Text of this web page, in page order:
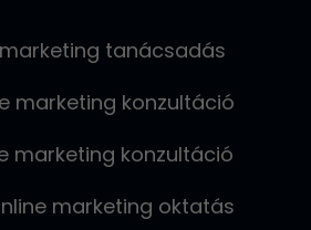
tanácsadás
marketing konzultáció
marketing konzultáció
marketing oktatás